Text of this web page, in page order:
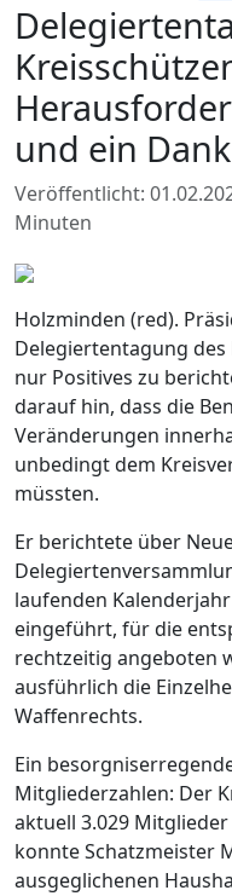
und ein
Veröffentlicht:
Minuten
Holzminden (red).
Delegiertentagung
nur Positives zu
darauf hin, dass die
Veränderungen
unbedingt dem
müssten.
Er berichtete über
laufenden
eingeführt, für die
rechtzeitig angeboten
ausführlich die
Waffenrechts.
Ein
Mitgliederzahlen: Der
aktuell 3.029
konnte Schatzmeister
ausgeglichenen